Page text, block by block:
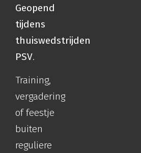
Geopend
tijdens
thuiswedstrijden
PSV.
Training,
vergadering
of feestje
buiten
reguliere